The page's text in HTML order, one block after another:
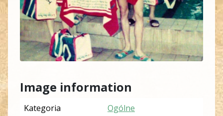
Image information
Kategoria
Ogólne